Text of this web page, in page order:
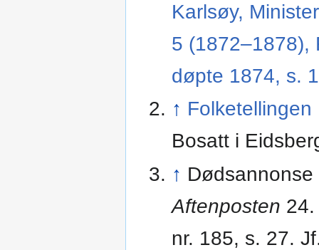
Karlsøy,
5 (1872–1878),
døpte 1874, s.
↑ Folketellingen
Bosatt i
↑ Dødsannonse
Aftenposten
nr. 185, s. 27.